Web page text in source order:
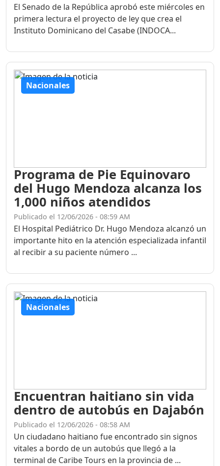
El Senado de la República aprobó este miércoles en
primera lectura el proyecto de ley que crea el
Instituto Dominicano del Casabe (INDOCA...
Nacionales
Programa de Pie Equinovaro
del Hugo Mendoza alcanza los
1,000 niños atendidos
Publicado el 12/06/2026 - 08:59 AM
El Hospital Pediátrico Dr. Hugo Mendoza alcanzó un
importante hito en la atención especializada infantil
al recibir a su paciente número ...
Nacionales
Encuentran haitiano sin vida
dentro de autobús en Dajabón
Publicado el 12/06/2026 - 08:58 AM
Un ciudadano haitiano fue encontrado sin signos
vitales a bordo de un autobús que llegó a la
terminal de Caribe Tours en la provincia de ...